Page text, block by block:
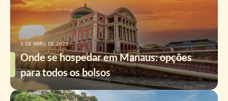
Onde se hospedar em Manaus: opções
para todos os bolsos
5 DE ABRIL DE 2023